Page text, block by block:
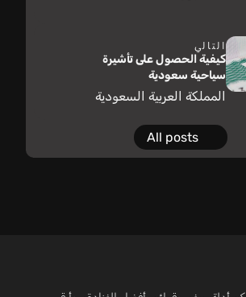
التالي
كيفية الحصول على تأشيرة
سياحية سعودية
المملكة العربية السعودية
All posts